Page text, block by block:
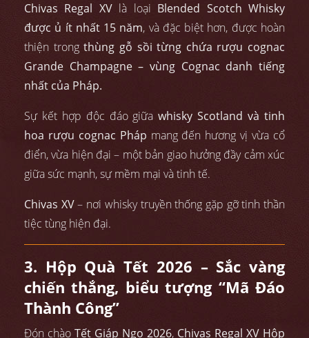
Chivas Regal XVlà loại Blended Scotch Whisky
được ủ ít nhất 15 năm, và đặc biệt hơn, được hoàn
thiện trongthùng gỗ sồi từng chứa rượu cognac
Grande Champagne – vùng Cognac danh tiếng
nhất của Pháp.
Sự kết hợp độc đáo giữawhisky Scotland và tinh
hoa rượu cognac Pháp mang đến hương vị vừa cổ
điển, vừa hiện đại – một bản giao hưởng đầy cảm xúc
giữa sức mạnh, sự mềm mại và tinh tế.
Chivas XV– nơi whisky truyền thống gặp gỡ tinh thần
tiệc tùng hiện đại.
3. Hộp Quà Tết 2026 – Sắc vàng
chiến thắng, biểu tượng “Mã Đáo
Thành Công”
Đón chào Tết Giáp Ngọ 2026, Chivas Regal XV Hộp